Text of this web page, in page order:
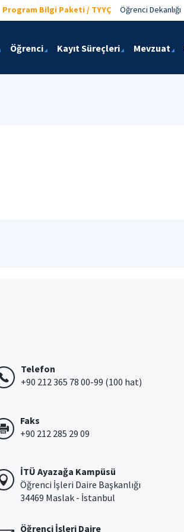
Program Bilgi Paketi / TYYÇ Öğrenci Dekanlığı
Öğrenci Kayıt Süreçleri Mevzuat
Telefon
+90 212 365 78 00-99 (100 hat)
Faks
+90 212 285 29 09
İTÜ Ayazağa Kampüsü
Öğrenci İşleri Daire Başkanlığı
34469 Maslak - İstanbul
Öğrenci İşleri Daire